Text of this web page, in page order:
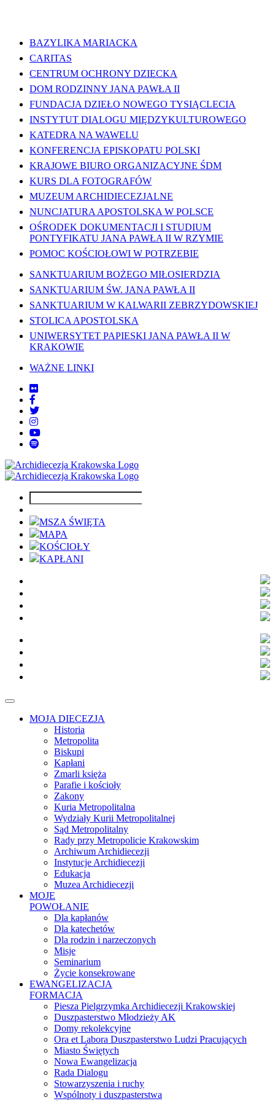
BAZYLIKA MARIACKA
CARITAS
CENTRUM OCHRONY DZIECKA
DOM RODZINNY JANA PAWŁA II
FUNDACJA DZIEŁO NOWEGO TYSIĄCLECIA
INSTYTUT DIALOGU MIĘDZYKULTUROWEGO
KATEDRA NA WAWELU
KONFERENCJA EPISKOPATU POLSKI
KRAJOWE BIURO ORGANIZACYJNE ŚDM
KURS DLA FOTOGRAFÓW
MUZEUM ARCHIDIECEZJALNE
NUNCJATURA APOSTOLSKA W POLSCE
OŚRODEK DOKUMENTACJI I STUDIUM
PONTYFIKATU JANA PAWŁA II W RZYMIE
POMOC KOŚCIOŁOWI W POTRZEBIE
SANKTUARIUM BOŻEGO MIŁOSIERDZIA
SANKTUARIUM ŚW. JANA PAWŁA II
SANKTUARIUM W KALWARII ZEBRZYDOWSKIEJ
STOLICA APOSTOLSKA
UNIWERSYTET PAPIESKI JANA PAWŁA II W
KRAKOWIE
WAŻNE LINKI
MSZA ŚWIĘTA
MAPA
KOŚCIOŁY
KAPŁANI
MOJA DIECEZJA
Historia
Metropolita
Biskupi
Kapłani
Zmarli księża
Parafie i kościoły
Zakony
Kuria Metropolitalna
Wydziały Kurii Metropolitalnej
Sąd Metropolitalny
Rady przy Metropolicie Krakowskim
Archiwum Archidiecezji
Instytucje Archidiecezji
Edukacja
Muzea Archidiecezji
MOJE
POWOŁANIE
Dla kapłanów
Dla katechetów
Dla rodzin i narzeczonych
Misje
Seminarium
Życie konsekrowane
EWANGELIZACJA
FORMACJA
Piesza Pielgrzymka Archidiecezji Krakowskiej
Duszpasterstwo Młodzieży AK
Domy rekolekcyjne
Ora et Labora Duszpasterstwo Ludzi Pracujących
Miasto Świętych
Nowa Ewangelizacja
Rada Dialogu
Stowarzyszenia i ruchy
Wspólnoty i duszpasterstwa